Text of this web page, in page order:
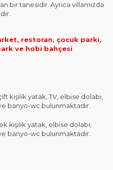
bir tanesidir. Ayrıca villamızda
restoran, çocuk parkı,
ve hobi bahçesi
kişilik yatak, TV, elbise dolabı,
banyo-wc bulunmaktadır.
kişilik yatak, elbise dolabı,
banyo-wc bulunmaktadır.